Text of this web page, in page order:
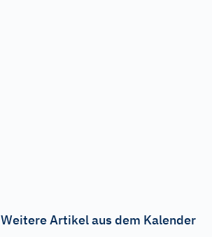
Weitere Artikel aus dem Kalender